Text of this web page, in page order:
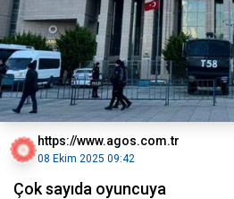
https://www.agos.com.tr
08 Ekim 2025 09:42
Çok sayıda oyuncuya